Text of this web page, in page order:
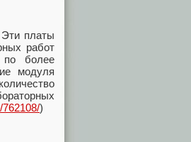
платы
работ
по более
модуля
)